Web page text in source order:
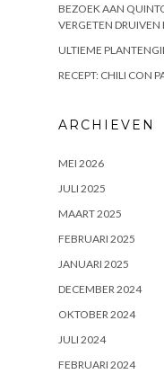
BEZOEK AAN
VERGETEN
ULTIEME
RECEPT: CHILI CON
ARCHIEVEN
MEI 2026
JULI 2025
MAART 2025
FEBRUARI 2025
JANUARI 2025
DECEMBER 2024
OKTOBER 2024
JULI 2024
FEBRUARI 2024